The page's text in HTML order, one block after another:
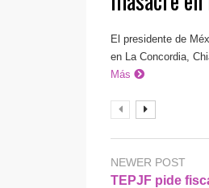
El presidente de
en La Concordia,
Más
NEWER POST
TEPJF pide